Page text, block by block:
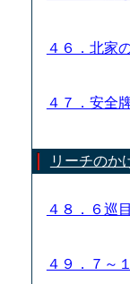
４６．北家
４７．安全
リーチのか
４８．６巡
４９．７～